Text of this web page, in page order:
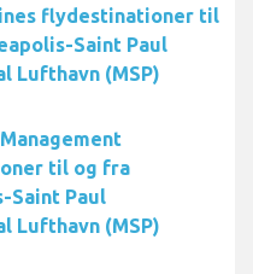
flydestinationer til
Saint Paul
Lufthavn (MSP)
til og fra
Saint Paul
Lufthavn (MSP)